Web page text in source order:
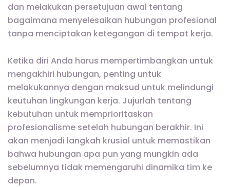
dan melakukan persetujuan awal tentang
bagaimana menyelesaikan hubungan profesional
tanpa menciptakan ketegangan di tempat kerja.
Ketika diri Anda harus mempertimbangkan untuk
mengakhiri hubungan, penting untuk
melakukannya dengan maksud untuk melindungi
keutuhan lingkungan kerja. Jujurlah tentang
kebutuhan untuk memprioritaskan
profesionalisme setelah hubungan berakhir. Ini
akan menjadi langkah krusial untuk memastikan
bahwa hubungan apa pun yang mungkin ada
sebelumnya tidak memengaruhi dinamika tim ke
depan.